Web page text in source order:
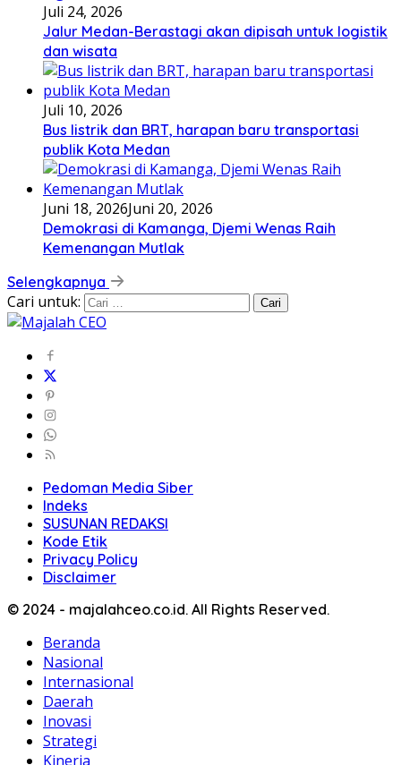
Juli 24, 2026
Jalur Medan-Berastagi akan dipisah untuk logistik
dan wisata
Juli 10, 2026
Bus listrik dan BRT, harapan baru transportasi
publik Kota Medan
Juni 18, 2026Juni 20, 2026
Demokrasi di Kamanga, Djemi Wenas Raih
Kemenangan Mutlak
Selengkapnya
Cari untuk:
Pedoman Media Siber
Indeks
SUSUNAN REDAKSI
Kode Etik
Privacy Policy
Disclaimer
© 2024 - majalahceo.co.id. All Rights Reserved.
Beranda
Nasional
Internasional
Daerah
Inovasi
Strategi
Kinerja